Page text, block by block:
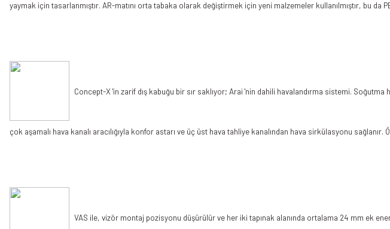
yaymak için tasarlanmıştır. AR-matını orta tabaka olarak değiştirmek için yeni malzemeler kullanılmıştır, bu da
Concept-X 'in zarif dış kabuğu bir sır saklıyor; Arai 'nin dahili havalandırma sistemi.
çok aşamalı hava kanalı aracılığıyla konfor astarı ve üç üst hava tahliye kanalından hava sirkülasyonu sağlanır.
VAS ile, vizör montaj pozisyonu düşürülür ve her iki tapınak alanında ortalama 24 mm ek